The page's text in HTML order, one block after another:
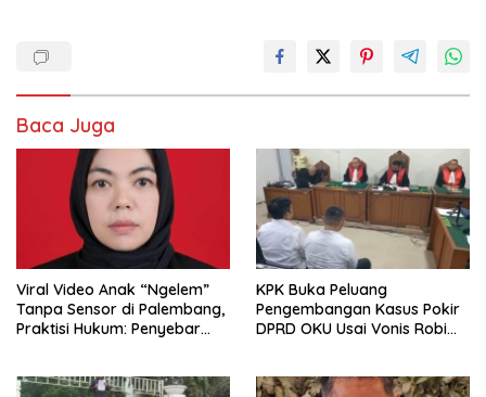
Baca Juga
Viral Video Anak “Ngelem”
Tanpa Sensor di Palembang,
Praktisi Hukum: Penyebar
KPK Buka Peluang
Pengembangan Kasus Pokir
DPRD OKU Usai Vonis Robi